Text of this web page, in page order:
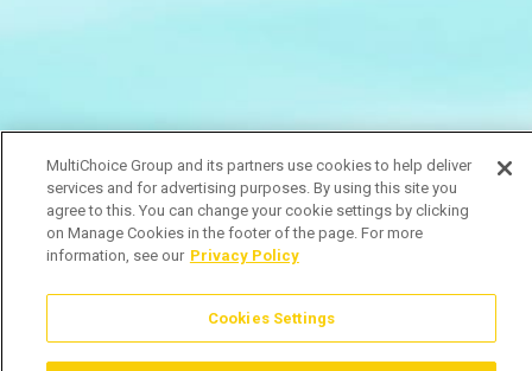
MultiChoice Group and its partners use cookies to help deliver
services and for advertising purposes. By using this site you
agree to this. You can change your cookie settings by clicking
on Manage Cookies in the footer of the page. For more
information, see our Privacy Policy
Cookies Settings